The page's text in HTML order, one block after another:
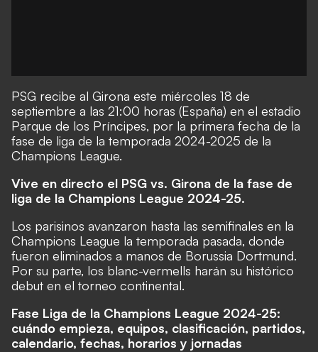
PSG recibe al Girona este miércoles 18 de
septiembre a las 21:00 horas (España) en el estadio
Parque de los Príncipes, por la primera fecha de la
fase de liga de la temporada 2024-2025 de la
Champions League.
Vive en directo el PSG vs. Girona de la fase de
liga de la Champions League 2024-25.
Los parisinos avanzaron hasta las semifinales en la
Champions League la temporada pasada, donde
fueron eliminados a manos de Borussia Dortmund.
Por su parte, los blanc-vermells harán su histórico
debut en el torneo continental.
Fase Liga de la Champions League 2024-25:
cuándo empieza, equipos, clasificación, partidos,
calendario, fechas, horarios y jornadas